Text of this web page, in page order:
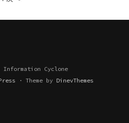
Information Cyclone
· Theme by DinevThemes